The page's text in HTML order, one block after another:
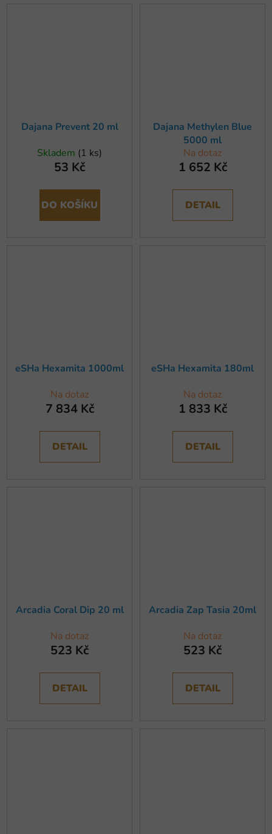
Dajana Prevent 20 ml
Skladem (1 ks)
53 Kč
DO KOŠÍKU
Dajana Methylen Blue
5000 ml
Na dotaz
1 652 Kč
DETAIL
eSHa Hexamita 1000ml
Na dotaz
7 834 Kč
DETAIL
eSHa Hexamita 180ml
Na dotaz
1 833 Kč
DETAIL
Arcadia Coral Dip 20 ml
Na dotaz
523 Kč
DETAIL
Arcadia Zap Tasia 20ml
Na dotaz
523 Kč
DETAIL